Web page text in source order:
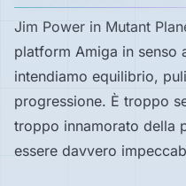
Jim Power in Mutant
platform Amiga in senso
intendiamo equilibrio,
progressione. È troppo
troppo innamorato della
essere davvero